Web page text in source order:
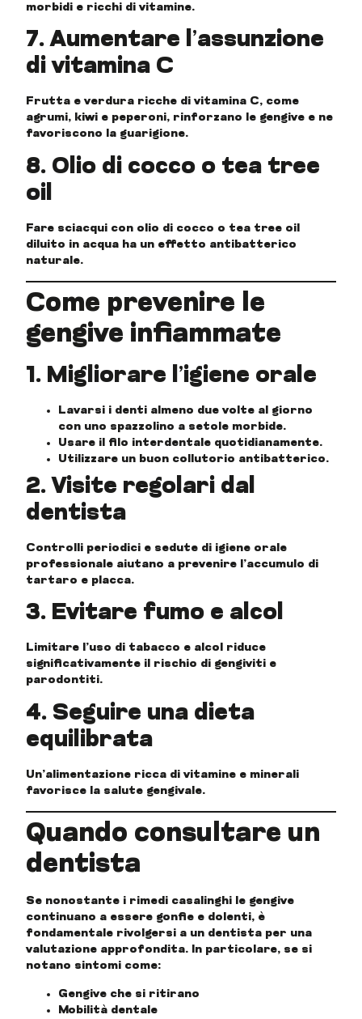
morbidi e ricchi di vitamine.
7. Aumentare l’assunzione
di vitamina C
Frutta e verdura ricche di vitamina C, come
agrumi, kiwi e peperoni, rinforzano le gengive e ne
favoriscono la guarigione.
8. Olio di cocco o tea tree
oil
Fare sciacqui con olio di cocco o tea tree oil
diluito in acqua ha un effetto antibatterico
naturale.
Come prevenire le
gengive infiammate
1. Migliorare l’igiene orale
Lavarsi i denti almeno due volte al giorno
con uno spazzolino a setole morbide.
Usare il filo interdentale quotidianamente.
Utilizzare un buon collutorio antibatterico.
2. Visite regolari dal
dentista
Controlli periodici e sedute di igiene orale
professionale aiutano a prevenire l’accumulo di
tartaro e placca.
3. Evitare fumo e alcol
Limitare l’uso di tabacco e alcol riduce
significativamente il rischio di gengiviti e
parodontiti.
4. Seguire una dieta
equilibrata
Un’alimentazione ricca di vitamine e minerali
favorisce la salute gengivale.
Quando consultare un
dentista
Se nonostante i rimedi casalinghi le gengive
continuano a essere gonfie e dolenti, è
fondamentale rivolgersi a un dentista per una
valutazione approfondita. In particolare, se si
notano sintomi come:
Gengive che si ritirano
Mobilità dentale